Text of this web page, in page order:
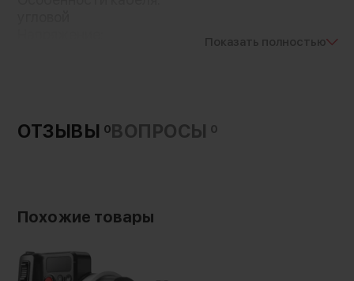
30 г
Длина:
Показать полностью
ОТЗЫВЫ 0ВОПРОСЫ 0
Похожие товары